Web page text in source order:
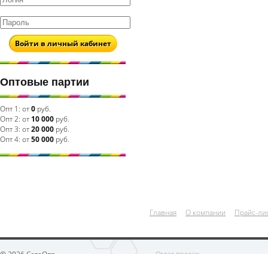
Войти в личный кабинет
Оптовые партии
Опт 1: от0 руб.
Опт 2: от 10 000 руб.
Опт 3: от20 000 руб.
Опт 4: от50 000 руб.
Главная О компании Прайс-